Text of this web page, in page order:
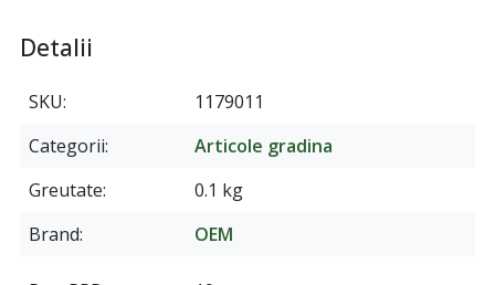
Detalii
SKU
1179011
Categorii
Articole gradina
Greutate
0.1 kg
Brand
OEM